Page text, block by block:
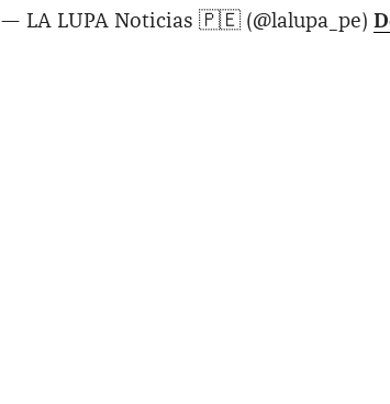
— LA LUPA Noticias 🇵🇪 (@lalupa_pe)